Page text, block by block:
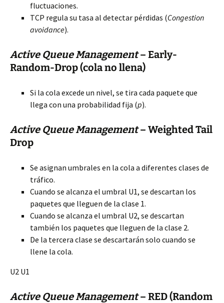
fluctuaciones.
TCP regula su tasa al detectar pérdidas (Congestion
avoidance).
Active Queue Management– Early-
Random-Drop (cola no llena)
Si la cola excede un nivel, se tira cada paquete que
llega con una probabilidad fija (p).
Active Queue Management– Weighted Tail
Drop
Se asignan umbrales en la cola a diferentes clases de
tráfico.
Cuando se alcanza el umbral U1, se descartan los
paquetes que lleguen de la clase 1.
Cuando se alcanza el umbral U2, se descartan
también los paquetes que lleguen de la clase 2.
De la tercera clase se descartarán solo cuando se
llene la cola.
U2 U1
Active Queue Management– RED (Random